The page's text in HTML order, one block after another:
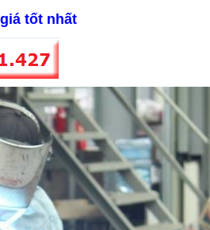
tốt nhất